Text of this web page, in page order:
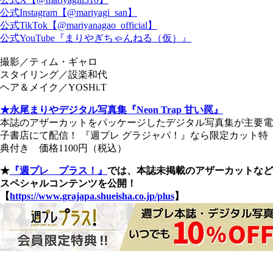
公式Instagram【@mariyagi_san】
公式TikTok【@mariyanagao_official】
公式YouTube『まりやぎちゃんねる（仮）』
撮影／ティム・ギャロ
スタイリング／設楽和代
ヘア＆メイク／YOSHi.T
★永尾まりやデジタル写真集『Neon Trap 甘い罠』
本誌のアザーカットをパッケージしたデジタル写真集が主要電
子書店にて配信！ 『週プレ グラジャパ！』なら限定カット特
典付き 価格1100円（税込）
★ 『週プレ プラス！』 では、本誌未掲載のアザーカットなど
スペシャルコンテンツを公開！
【https://www.grajapa.shueisha.co.jp/plus】